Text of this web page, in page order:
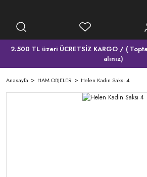
2.500 TL üzeri ÜCRETSİZ KARGO / (
alınız)
Anasayfa HAM OBJELER Helen Kadın Saksı 4